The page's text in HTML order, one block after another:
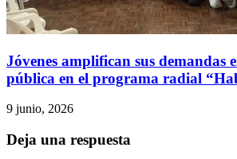
Jóvenes amplifican sus demandas
pública en el programa radial
9 junio, 2026
Deja una respuesta